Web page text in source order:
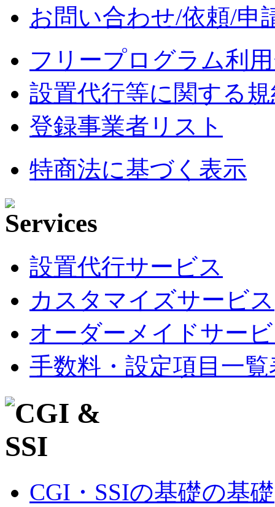
お問い合わせ/依頼/申
フリープログラム利
設置代行等に関する
登録事業者リスト
特商法に基づく表示
設置代行サービス
カスタマイズサービス
オーダーメイドサー
手数料・設定項目一覧
CGI・SSIの基礎の基礎